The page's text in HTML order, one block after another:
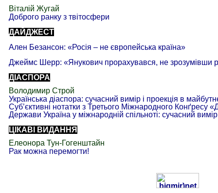
Віталій Жугай
Доброго ранку з твітосфери
ДАЙДЖЕСТ
Ален Безансон: «Росія – не європейська країна»
Джеймс Шерр: «Янукович прорахувався, не зрозумівши
ДІАСПОРА
Володимир Строй
Українська діаспора: сучасний вимір і проекція в
Суб’єктивні нотатки з Третього Міжнародного Конґресу
Держави Україна у міжнародній спільноті: сучасний
ЦІКАВІ ВИДАННЯ
Елеонора Тун-Гогенштайн
Рак можна перемогти!